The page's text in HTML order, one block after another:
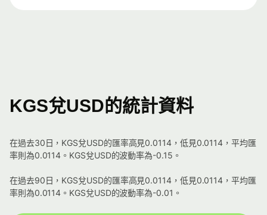
KGS兌USD的統計資料
在過去30日，KGS兌USD的匯率高見0.0114，低見0.0114，平均匯
率則為0.0114。KGS兌USD的波動率為-0.15。
在過去90日，KGS兌USD的匯率高見0.0114，低見0.0114，平均匯
率則為0.0114。KGS兌USD的波動率為-0.01。